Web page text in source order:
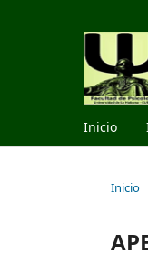
Inicio
Inicio